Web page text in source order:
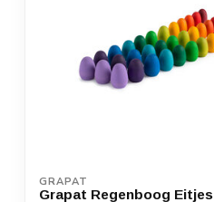
GRAPAT
Grapat Regenboog Eitjes